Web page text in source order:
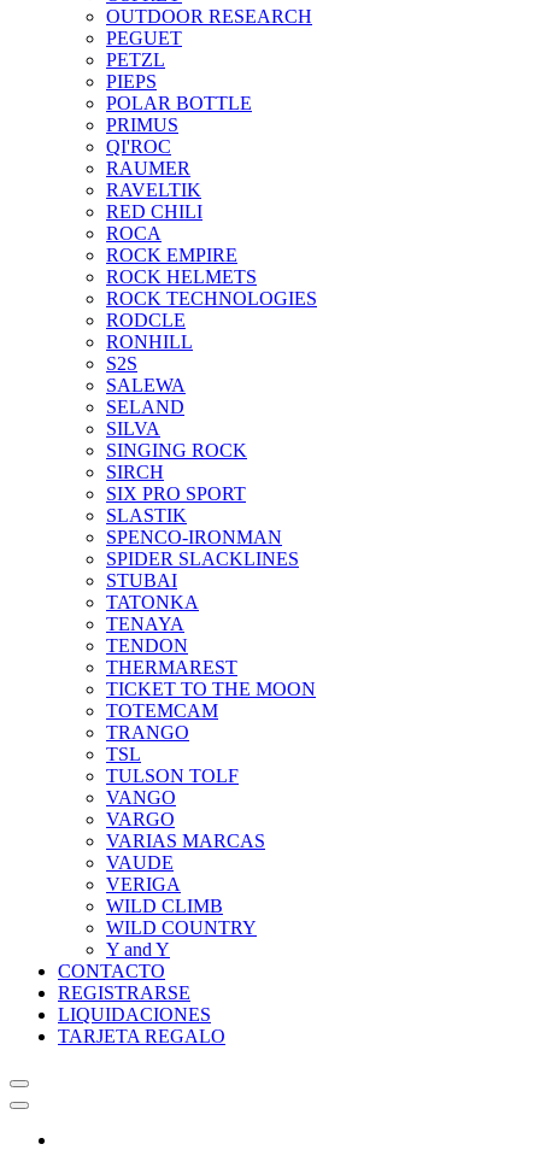
OUTDOOR RESEARCH
PEGUET
PETZL
PIEPS
POLAR BOTTLE
PRIMUS
QI'ROC
RAUMER
RAVELTIK
RED CHILI
ROCA
ROCK EMPIRE
ROCK HELMETS
ROCK TECHNOLOGIES
RODCLE
RONHILL
S2S
SALEWA
SELAND
SILVA
SINGING ROCK
SIRCH
SIX PRO SPORT
SLASTIK
SPENCO-IRONMAN
SPIDER SLACKLINES
STUBAI
TATONKA
TENAYA
TENDON
THERMAREST
TICKET TO THE MOON
TOTEMCAM
TRANGO
TSL
TULSON TOLF
VANGO
VARGO
VARIAS MARCAS
VAUDE
VERIGA
WILD CLIMB
WILD COUNTRY
Y and Y
CONTACTO
REGISTRARSE
LIQUIDACIONES
TARJETA REGALO